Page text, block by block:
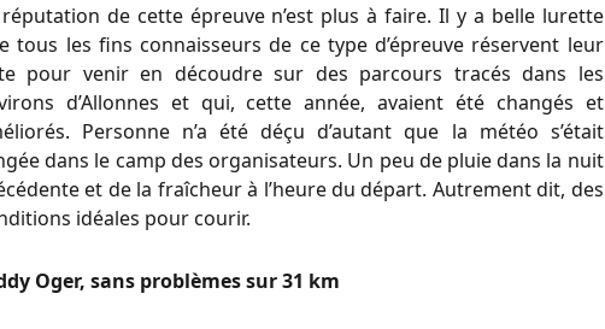
réputation de cette épreuve n’est plus à faire. Il y a belle lurette
tous les fins connaisseurs de ce type d’épreuve réservent leur
pour venir en découdre sur des parcours tracés dans les
d’Allonnes et qui, cette année, avaient été changés et
Personne n’a été déçu d’autant que la météo s’était
dans le camp des organisateurs. Un peu de pluie dans la nuit
et de la fraîcheur à l’heure du départ. Autrement dit, des
idéales pour courir.
Oger, sans problèmes sur 31 km